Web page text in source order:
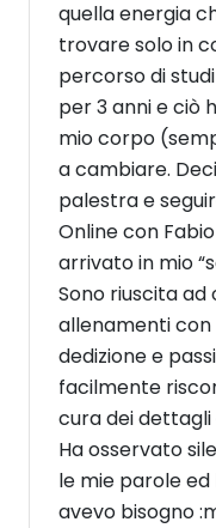
quella energia
trovare solo in
percorso di
per 3 anni e ciò
mio corpo
a cambiare.
palestra e
Online con
Sono riuscita ad
allenamenti con
dedizione e
facilmente
cura dei
Ha osservato
le mie parole
avevo bisogno